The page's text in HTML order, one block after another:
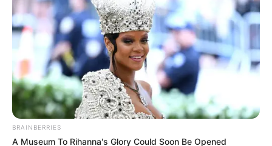
Suministrada.
Hurto a la finca de Greicy Rendón en Llanogrande
superaría los mil millones de pesos
Por: Yuli Metaute Londoño
Mayo 18, 2023
BRAINBERRIES
A Museum To Rihanna's Glory Could Soon Be Opened